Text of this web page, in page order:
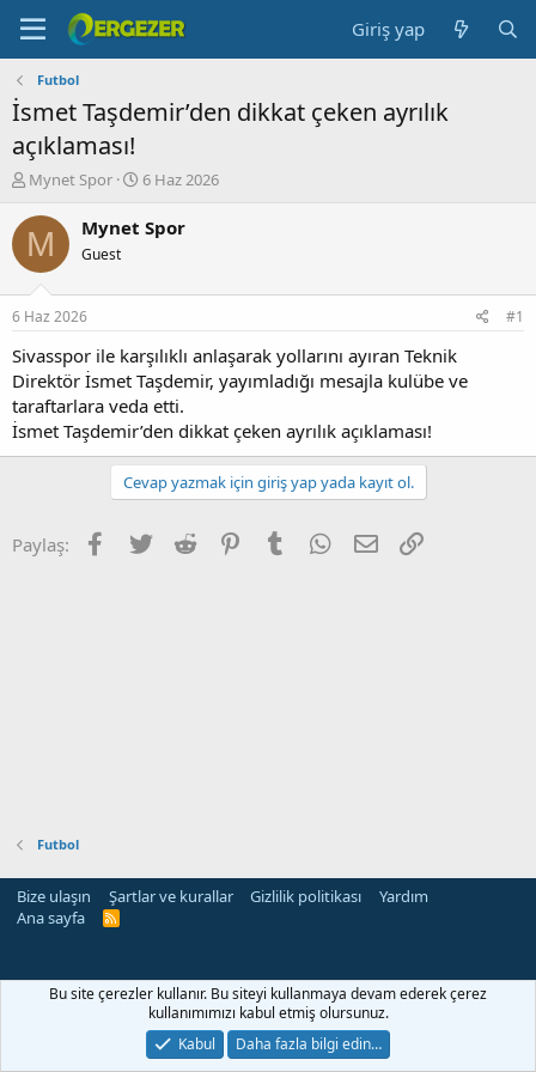
Giriş yap
Futbol
İsmet Taşdemir’den dikkat çeken ayrılık
açıklaması!
K
n
b
u
u
b
a
ş
l
a
t
a
Mynet Spor
B
ş
ç
t
a
r
i
h
i
6 Haz 2026
M Mynet Spor
Guest
6 Haz 2026 #1
Sivasspor ile karşılıklı anlaşarak yollarını ayıran Teknik
Direktör İsmet Taşdemir, yayımladığı mesajla kulübe ve
taraftarlara veda etti.
İsmet Taşdemir’den dikkat çeken ayrılık açıklaması!
Cevap yazmak için giriş yap yada kayıt ol.
Paylaş: Facebook
Twitter Reddit PinterestTumblr WhatsApp
E-posta
Futbol
Bize ulaşın Şartlar ve kurallar Gizlilik politikası
Yardım
Ana sayfa
R
Bu site çerezler kullanır. Bu siteyi kullanmaya devam ederek çerez
kullanımımızı kabul etmiş olursunuz.
Kabul
Daha fazla bilgi edin…